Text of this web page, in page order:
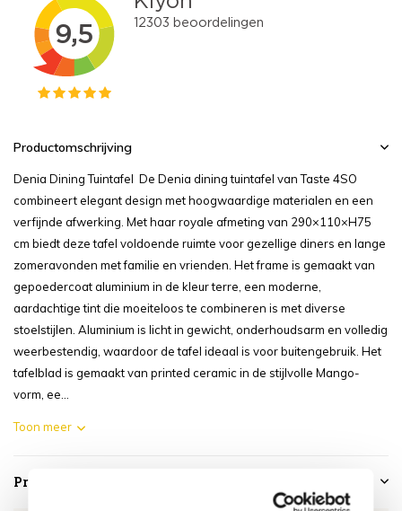
Productomschrijving
Denia Dining Tuintafel De Denia dining tuintafel van Taste 4SO
combineert elegant design met hoogwaardige materialen en een
verfijnde afwerking. Met haar royale afmeting van 290×110×H75
cm biedt deze tafel voldoende ruimte voor gezellige diners en lange
zomeravonden met familie en vrienden. Het frame is gemaakt van
gepoedercoat aluminium in de kleur terre, een moderne,
aardachtige tint die moeiteloos te combineren is met diverse
stoelstijlen. Aluminium is licht in gewicht, onderhoudsarm en volledig
weerbestendig, waardoor de tafel ideaal is voor buitengebruik. Het
tafelblad is gemaakt van printed ceramic in de stijlvolle Mango-
vorm, ee...
Toon meer
Productspecificaties